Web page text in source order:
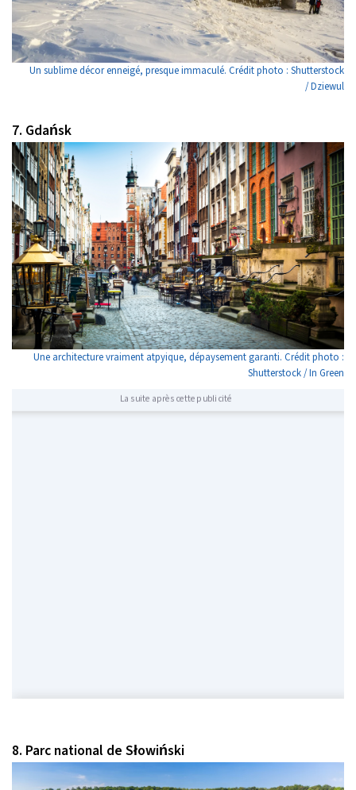
Un sublime décor enneigé, presque immaculé. Crédit photo : Shutterstock
/ Dziewul
7. Gdańsk
Une architecture vraiment atpyique, dépaysement garanti. Crédit photo :
Shutterstock / In Green
La suite après cette publicité
8. Parc national de Słowiński